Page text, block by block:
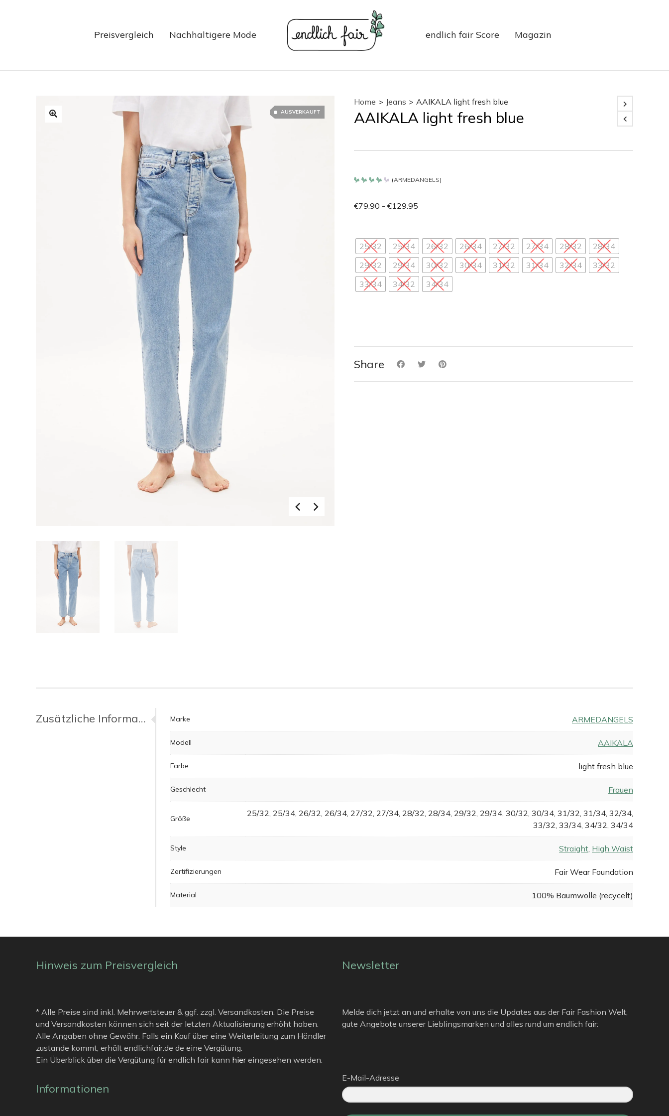
Preisvergleich Nachhaltigere Mode endlich fair Score Magazin
AUSVERKAUFT
Home > Jeans > AAIKALA light fresh blue
AAIKALA light fresh blue
von 5
(ARMEDANGELS)
€79.90 - €129.95
25/32 25/34 26/32 26/34 27/32 27/34 28/32
28/34
29/32
29/34 30/32 30/34 31/32 31/34 32/34
33/32
33/34
34/32 34/34
Share
Zusätzliche Informationen Marke ARMEDANGELS
Modell AAIKALA
Farbe light fresh blue
Geschlecht Frauen
Größe
25/32, 25/34, 26/32, 26/34, 27/32, 27/34, 28/32, 28/34, 29/32, 29/34, 30/32, 30/34, 31/32, 31/34, 32/34,
33/32, 33/34, 34/32, 34/34
Style Straight, High Waist
Zertifizierungen Fair Wear Foundation
Material 100% Baumwolle (recycelt)
Hinweis zum Preisvergleich
* Alle Preise sind inkl. Mehrwertsteuer & ggf. zzgl. Versandkosten. Die Preise
und Versandkosten können sich seit der letzten Aktualisierung erhöht haben.
Alle Angaben ohne Gewähr. Falls ein Kauf über eine Weiterleitung zum Händler
zustande kommt, erhält endlichfair.de de eine Vergütung.
Ein Überblick über die Vergütung für endlich fair kann hiereingesehen werden.
Informationen
Newsletter
Melde dich jetzt an und erhalte von uns die Updates aus der Fair Fashion Welt,
gute Angebote unserer Lieblingsmarken und alles rund um endlich fair:
E-Mail-Adresse